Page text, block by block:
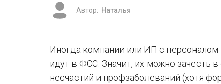
Автор: Наталья
Иногда компании или ИП с
идут в ФСС. Значит, их можно зачесть
несчастий и профзаболеваний (хотя